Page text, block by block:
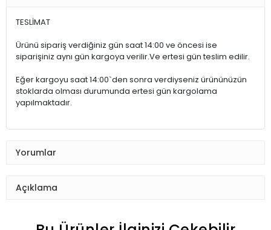
TESLİMAT
Ürünü sipariş verdiğiniz gün saat 14:00 ve öncesi ise
siparişiniz aynı gün kargoya verilir.Ve ertesi gün teslim edilir.
Eğer kargoyu saat 14:00`den sonra verdiyseniz ürününüzün
stoklarda olması durumunda ertesi gün kargolama
yapılmaktadır.
Yorumlar
Açıklama